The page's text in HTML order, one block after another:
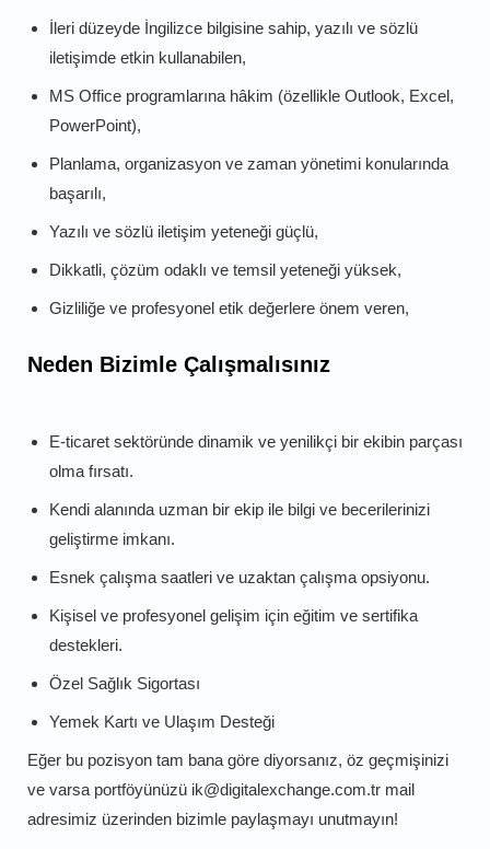
İleri düzeyde İngilizce bilgisine sahip, yazılı ve sözlü
iletişimde etkin kullanabilen,
MS Office programlarına hâkim (özellikle Outlook, Excel,
PowerPoint),
Planlama, organizasyon ve zaman yönetimi konularında
başarılı,
Yazılı ve sözlü iletişim yeteneği güçlü,
Dikkatli, çözüm odaklı ve temsil yeteneği yüksek,
Gizliliğe ve profesyonel etik değerlere önem veren,
Neden Bizimle Çalışmalısınız
E-ticaret sektöründe dinamik ve yenilikçi bir ekibin parçası
olma fırsatı.
Kendi alanında uzman bir ekip ile bilgi ve becerilerinizi
geliştirme imkanı.
Esnek çalışma saatleri ve uzaktan çalışma opsiyonu.
Kişisel ve profesyonel gelişim için eğitim ve sertifika
destekleri.
Özel Sağlık Sigortası
Yemek Kartı ve Ulaşım Desteği
Eğer bu pozisyon tam bana göre diyorsanız, öz geçmişinizi
ve varsa portföyünüzü ik@digitalexchange.com.tr mail
adresimiz üzerinden bizimle paylaşmayı unutmayın!